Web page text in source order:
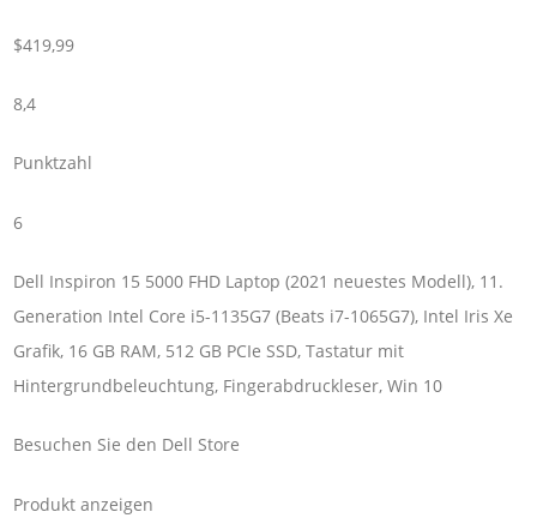
$419,99
8,4
Punktzahl
6
Dell Inspiron 15 5000 FHD Laptop (2021 neuestes Modell), 11.
Generation Intel Core i5-1135G7 (Beats i7-1065G7), Intel Iris Xe
Grafik, 16 GB RAM, 512 GB PCIe SSD, Tastatur mit
Hintergrundbeleuchtung, Fingerabdruckleser, Win 10
Besuchen Sie den Dell Store
Produkt anzeigen